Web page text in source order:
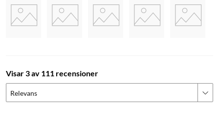
Visar 3 av 111 recensioner
Relevans